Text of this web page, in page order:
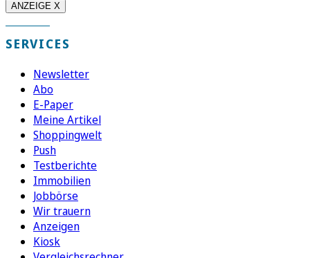
ANZEIGE X
SERVICES
Newsletter
Abo
E-Paper
Meine Artikel
Shoppingwelt
Push
Testberichte
Immobilien
Jobbörse
Wir trauern
Anzeigen
Kiosk